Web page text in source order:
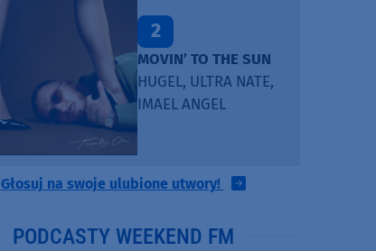
2
MOVIN’ TO THE SUN
HUGEL, ULTRA NATE,
IMAEL ANGEL
Głosuj na swoje ulubione utwory!
PODCASTY WEEKEND FM